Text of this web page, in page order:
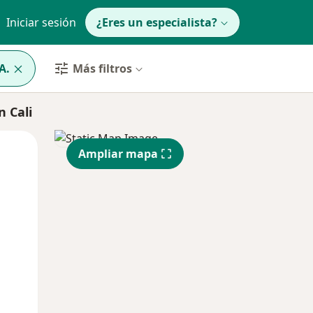
Iniciar sesión ¿Eres un especialista?
Más filtros
Cali
Mié
12 Ago
Jue
13 Ago
Ampliar mapa